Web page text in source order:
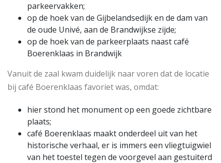
parkeervakken;
op de hoek van de Gijbelandsedijk en de dam van
de oude Univé, aan de Brandwijkse zijde;
op de hoek van de parkeerplaats naast café
Boerenklaas in Brandwijk
Vanuit de zaal kwam duidelijk naar voren dat de locatie
bij café Boerenklaas favoriet was, omdat:
hier stond het monument op een goede zichtbare
plaats;
café Boerenklaas maakt onderdeel uit van het
historische verhaal, er is immers een vliegtuigwiel
van het toestel tegen de voorgevel aan gestuiterd